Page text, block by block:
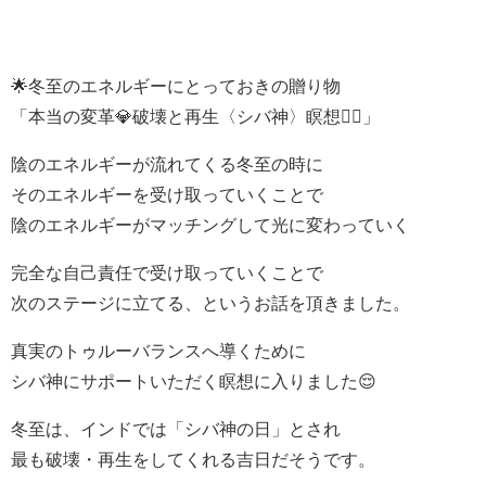
🌟冬至のエネルギーにとっておきの贈り物
「本当の変革💎破壊と再生〈シバ神〉瞑想‍🧘‍♀」
陰のエネルギーが流れてくる冬至の時に
そのエネルギーを受け取っていくことで
陰のエネルギーがマッチングして光に変わっていく
完全な自己責任で受け取っていくことで
次のステージに立てる、というお話を頂きました。
真実のトゥルーバランスへ導くために
シバ神にサポートいただく瞑想に入りました😌
冬至は、インドでは「シバ神の日」とされ
最も破壊・再生をしてくれる吉日だそうです。